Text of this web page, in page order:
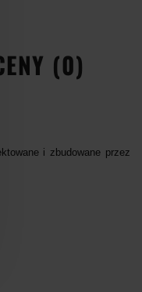
(0)
i zbudowane przez